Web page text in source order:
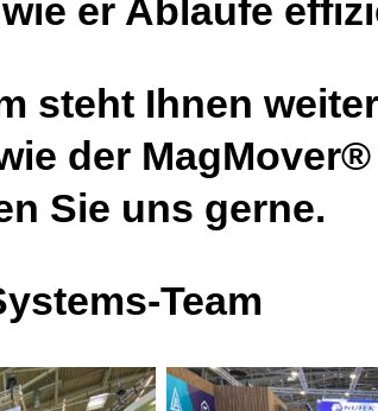
er Abläufe
steht Ihnen
der
Sie uns gerne.
Team